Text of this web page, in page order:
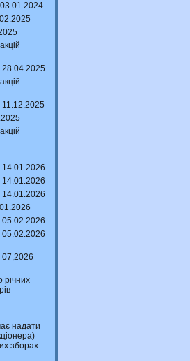
28.04.2025
11.12.2025
14.01.2026
14.01.2026
14.01.2026
05.02.2026
05.02.2026
07,2026
річних
надати
зборах